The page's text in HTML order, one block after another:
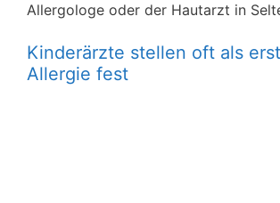
Allergologe oder der Hautarzt in
Kinderärzte stellen oft als
Allergie fest